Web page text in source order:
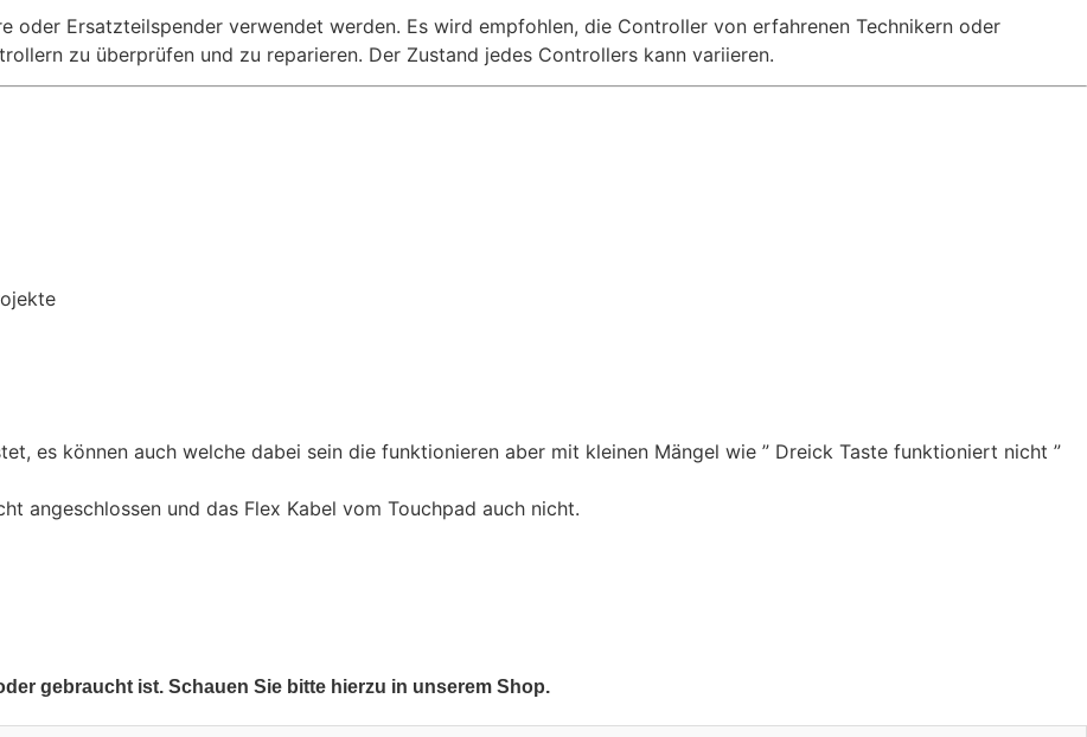
oder Ersatzteilspender verwendet werden. Es wird empfohlen, die Controller von erfahrenen Technikern oder
zu überprüfen und zu reparieren. Der Zustand jedes Controllers kann variieren.
es können auch welche dabei sein die funktionieren aber mit kleinen Mängel wie ” Dreick Taste funktioniert nicht ”
angeschlossen und das Flex Kabel vom Touchpad auch nicht.
gebraucht ist. Schauen Sie bitte hierzu in unserem Shop.